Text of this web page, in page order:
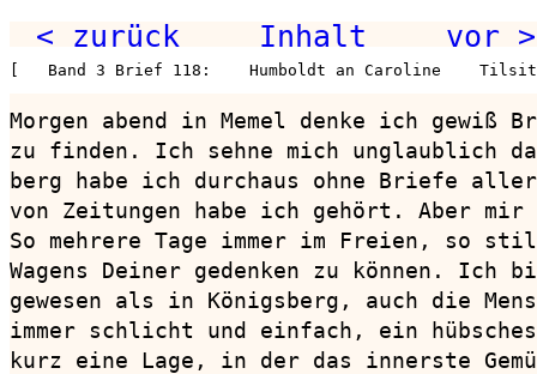
< zurück Inhalt vor >
[   Band 3 Brief 118:    Humboldt an Caroline
Morgen abend in Memel denke ich gewiß
zu finden. Ich sehne mich unglaublich
berg habe ich durchaus ohne Briefe
von Zeitungen habe ich gehört. Aber
So mehrere Tage immer im Freien, so
Wagens Deiner gedenken zu können. Ich
gewesen als in Königsberg, auch die
immer schlicht und einfach, ein
kurz eine Lage, in der das innerste